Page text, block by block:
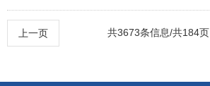
上一页 共3673条信息/共184页